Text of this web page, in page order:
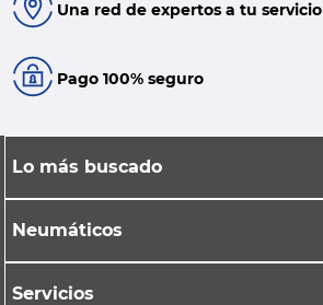
Una red de expertos a tu servicio
Pago 100% seguro
Lo más buscado
Neumáticos
Servicios